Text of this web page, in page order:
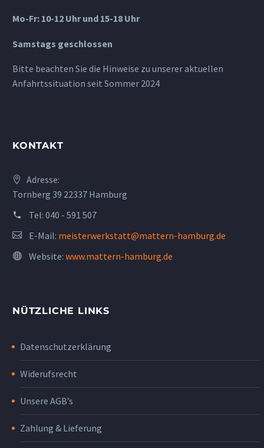
Mo-Fr: 10-12 Uhr und 15-18 Uhr
Samstags geschlossen
Bitte beachten Sie die Hinweise zu unserer aktuellen
Anfahrtssituation seit Sommer 2024
KONTAKT
Adresse:
Tornberg 39 22337 Hamburg
Tel: 040 - 591 507
E-Mail: meisterwerkstatt@mattern-hamburg.de
Website: www.mattern-hamburg.de
NÜTZLICHE LINKS
Datenschutzerklärung
Widerufsrecht
Unsere AGB’s
Zahlung & Lieferung